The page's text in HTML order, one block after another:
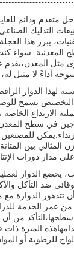
متقدم ودائم
التدليك
يبرز هذا
المعدنية. سواء
مثل
أداءً لا مثيل له،
لهذا الدوار
يسمح
الارتداع
في سطح
المثالي بين
مدار دورات
يخضع الدوار
ضد التآكل
تتدهور الدوارة مع
عمر الخدمة
من أن
الميزة
للرطوبة أو